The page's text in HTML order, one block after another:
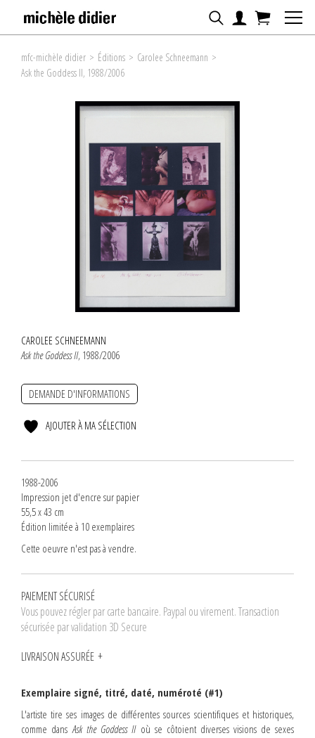
mfc-michèle didier > Éditions > Carolee Schneemann >
Ask the Goddess II, 1988/2006
CAROLEE SCHNEEMANN
Ask the Goddess II, 1988/2006
DEMANDE D'INFORMATIONS
AJOUTER À MA SÉLECTION
1988-2006
Impression jet d'encre sur papier
55,5 x 43 cm
Édition limitée à 10 exemplaires
Cette oeuvre n'est pas à vendre.
PAIEMENT SÉCURISÉ
Vous pouvez régler par carte bancaire. Paypal ou virement. Transaction
sécurisée par validation 3D Secure
LIVRAISON ASSURÉE
Exemplaire signé, titré, daté, numéroté (#1)
L'artiste tire ses images de différentes sources scientifiques et historiques,
comme dansAsk the Goddess II où se côtoient diverses visions de sexes